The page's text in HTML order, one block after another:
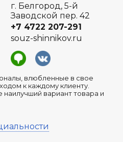
влюбленные в свое
к каждому клиенту.
наилучший вариант товара и
г. Белгород, 5-й
Заводской пер. 42
+7 4722 207-291
souz-shinnikov.ru